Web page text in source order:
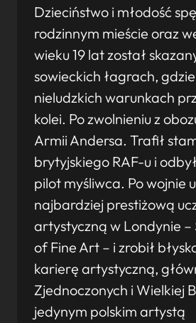
Dzieciństwo i młodość
rodzinnym mieście oraz
wieku 19 lat został
sowieckich łagrach,
nieludzkich warunkach
kolei. Po zwolnieniu z
Armii Andersa. Trafił
brytyjskiego RAF-u i
pilot myśliwca. Po wojnie
najbardziej prestiżową
artystyczną w Londynie –
of Fine Art – i zrobił
karierę artystyczną,
Zjednoczonych i Wielkiej
jedynym polskim artystą